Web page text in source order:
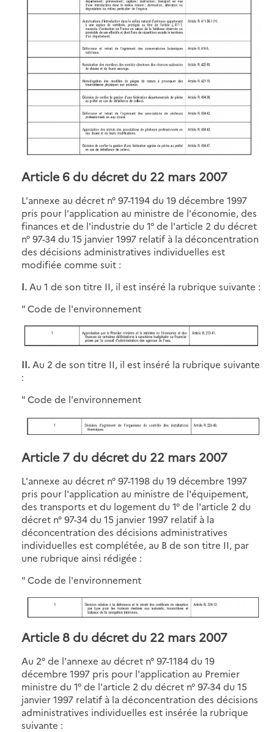
Article 6 du décret du 22 mars 2007
L'annexe au décret n° 97-1194 du 19 décembre 1997
pris pour l'application au ministre de l'économie, des
finances et de l'industrie du 1° de l'article 2 du décret
n° 97-34 du 15 janvier 1997 relatif à la déconcentration
des décisions administratives individuelles est
modifiée comme suit :
I. Au 1 de son titre II, il est inséré la rubrique suivante :
" Code de l'environnement
II.Au 2 de son titre II, il est inséré la rubrique suivante
:
" Code de l'environnement
Article 7 du décret du 22 mars 2007
L'annexe au décret n° 97-1198 du 19 décembre 1997
pris pour l'application au ministre de l'équipement,
des transports et du logement du 1° de l'article 2 du
décret n° 97-34 du 15 janvier 1997 relatif à la
déconcentration des décisions administratives
individuelles est complétée, au B de son titre II, par
une rubrique ainsi rédigée :
" Code de l'environnement
Article 8 du décret du 22 mars 2007
Au 2° de l'annexe au décret n° 97-1184 du 19
décembre 1997 pris pour l'application au Premier
ministre du 1° de l'article 2 du décret n° 97-34 du 15
janvier 1997 relatif à la déconcentration des décisions
administratives individuelles est insérée la rubrique
suivante :